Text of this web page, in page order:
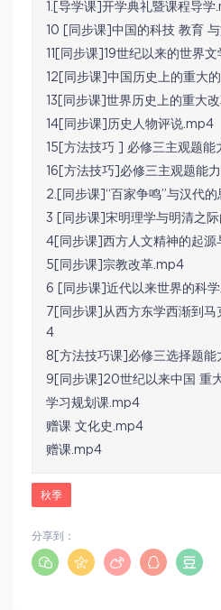
1.[导学课]开学典礼暨课程导学
10 [同步课]中国的科技 教育
11[同步课]19世纪以来的世界
12[同步课]中国历史上的重大
13[同步课]世界历史上的重大
14[同步课]历史人物评说.mp4
15[方法技巧 ] 必修三主观题
16[方法技巧]必修三主观题能
2.[同步课]“百家争鸣”与汉代
3 [同步课]宋明理学与明清之
4[同步课]西方人文精神的起源
5[同步课]宗教改革.mp4
6 [同步课]近代以来世界的科
7[同步课]从西方东学西渐到马
4
8[方法技巧课]必修三选择题能
9[同步课]20世纪以来中国 重
学习规划课.mp4
赠课 文化史.mp4
赠课.mp4
秋季
分享到：